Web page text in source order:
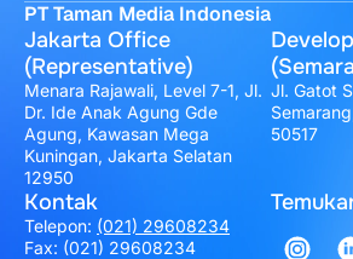
PT Taman Media Indonesia
Jakarta Office
(Representative)
Menara Rajawali, Level 7-1, Jl.
Dr. Ide Anak Agung Gde
Agung, Kawasan Mega
Kuningan, Jakarta Selatan
12950
Jl. Gatot
50517
Kontak
Telepon: (021) 29608234
Fax: (021) 29608234